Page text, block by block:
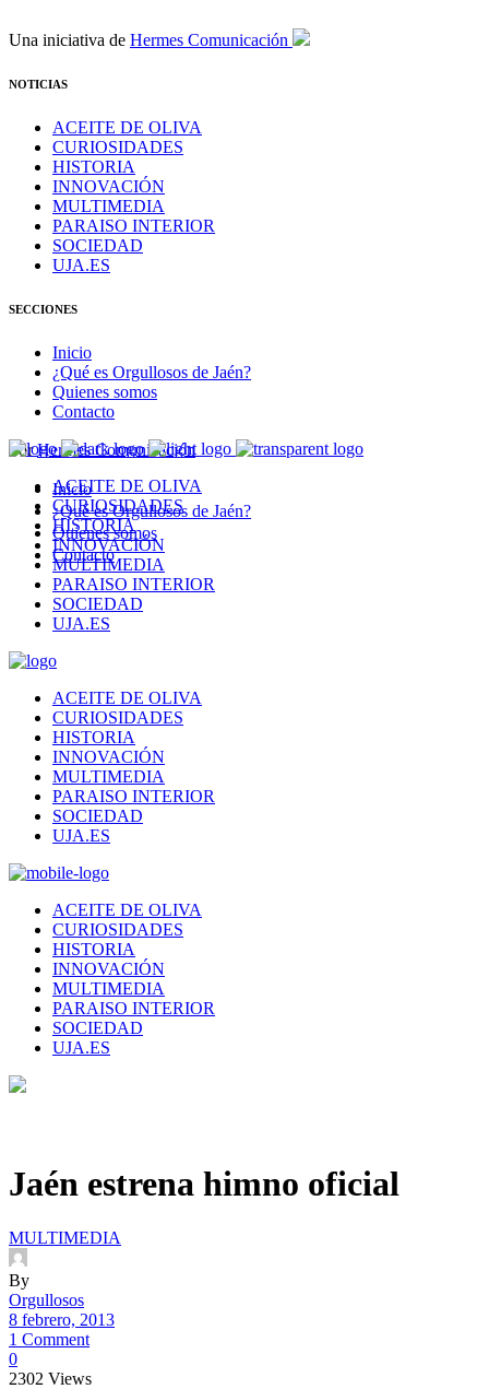
Una iniciativa de Hermes Comunicación
NOTICIAS
ACEITE DE OLIVA
CURIOSIDADES
HISTORIA
INNOVACIÓN
MULTIMEDIA
PARAISO INTERIOR
SOCIEDAD
UJA.ES
SECCIONES
Inicio
¿Qué es Orgullosos de Jaén?
Quienes somos
Contacto
PorHermes Comunicación
Inicio
¿Qué es Orgullosos de Jaén?
Quienes somos
Contacto
ACEITE DE OLIVA
CURIOSIDADES
HISTORIA
INNOVACIÓN
MULTIMEDIA
PARAISO INTERIOR
SOCIEDAD
UJA.ES
ACEITE DE OLIVA
CURIOSIDADES
HISTORIA
INNOVACIÓN
MULTIMEDIA
PARAISO INTERIOR
SOCIEDAD
UJA.ES
ACEITE DE OLIVA
CURIOSIDADES
HISTORIA
INNOVACIÓN
MULTIMEDIA
PARAISO INTERIOR
SOCIEDAD
UJA.ES
Jaén estrena himno oficial
MULTIMEDIA
By
Orgullosos
8 febrero, 2013
1 Comment
0
2302 Views